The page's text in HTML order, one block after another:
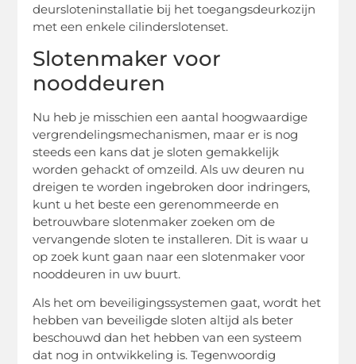
deursloteninstallatie bij het toegangsdeurkozijn
met een enkele cilinderslotenset.
Slotenmaker voor
nooddeuren
Nu heb je misschien een aantal hoogwaardige
vergrendelingsmechanismen, maar er is nog
steeds een kans dat je sloten gemakkelijk
worden gehackt of omzeild. Als uw deuren nu
dreigen te worden ingebroken door indringers,
kunt u het beste een gerenommeerde en
betrouwbare slotenmaker zoeken om de
vervangende sloten te installeren. Dit is waar u
op zoek kunt gaan naar een slotenmaker voor
nooddeuren in uw buurt.
Als het om beveiligingssystemen gaat, wordt het
hebben van beveiligde sloten altijd als beter
beschouwd dan het hebben van een systeem
dat nog in ontwikkeling is. Tegenwoordig